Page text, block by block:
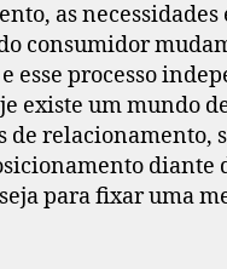
as necessidades
consumidor
esse processo
existe um mundo
de relacionamento,
diante
para fixar uma